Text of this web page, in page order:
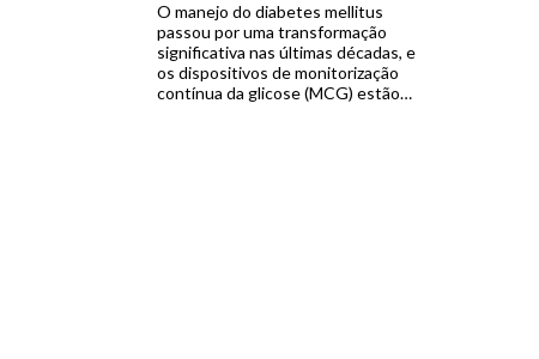
O manejo do diabetes mellitus
passou por uma transformação
significativa nas últimas décadas, e
os dispositivos de monitorização
contínua da glicose (MCG) estão